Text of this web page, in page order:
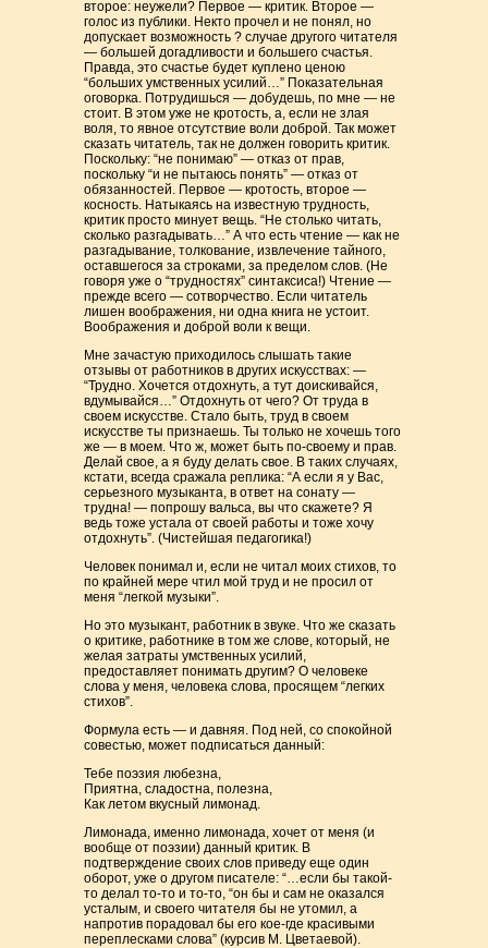
второе: неужели? Первое — критик. Второе —
голос из публики. Некто прочел и не понял, но
допускает возможность ? случае другого читателя
— большей догадливости и большего счастья.
Правда, это счастье будет куплено ценою
“больших умственных усилий…” Показательная
оговорка. Потрудишься — добудешь, по мне — не
стоит. В этом уже не кротость, а, если не злая
воля, то явное отсутствие воли доброй. Так может
сказать читатель, так не должен говорить критик.
Поскольку: “не понимаю” — отказ от прав,
поскольку “и не пытаюсь понять” — отказ от
обязанностей. Первое — кротость, второе —
косность. Натыкаясь на известную трудность,
критик просто минует вещь. “Не столько читать,
сколько разгадывать…” А что есть чтение — как не
разгадывание, толкование, извлечение тайного,
оставшегося за строками, за пределом слов. (Не
говоря уже о “трудностях” синтаксиса!) Чтение —
прежде всего — сотворчество. Если читатель
лишен воображения, ни одна книга не устоит.
Воображения и доброй воли к вещи.
Мне зачастую приходилось слышать такие
отзывы от работников в других искусствах: —
“Трудно. Хочется отдохнуть, а тут доискивайся,
вдумывайся…” Отдохнуть от чего? От труда в
своем искусстве. Стало быть, труд в своем
искусстве ты признаешь. Ты только не хочешь того
же — в моем. Что ж, может быть по-своему и прав.
Делай свое, а я буду делать свое. В таких случаях,
кстати, всегда сражала реплика: “А если я у Вас,
серьезного музыканта, в ответ на сонату —
трудна! — попрошу вальса, вы что скажете? Я
ведь тоже устала от своей работы и тоже хочу
отдохнуть”. (Чистейшая педагогика!)
Человек понимал и, если не читал моих стихов, то
по крайней мере чтил мой труд и не просил от
меня “легкой музыки”.
Но это музыкант, работник в звуке. Что же сказать
о критике, работнике в том же слове, который, не
желая затраты умственных усилий,
предоставляет понимать другим? О человеке
слова у меня, человека слова, просящем “легких
стихов”.
Формула есть — и давняя. Под ней, со спокойной
совестью, может подписаться данный:
Тебе поэзия любезна,
Приятна, сладостна, полезна,
Как летом вкусный лимонад.
Лимонада, именно лимонада, хочет от меня (и
вообще от поэзии) данный критик. В
подтверждение своих слов приведу еще один
оборот, уже о другом писателе: “…если бы такой-
то делал то-то и то-то, “он бы и сам не оказался
усталым, и своего читателя бы не утомил, а
напротив порадовал бы его кое-где красивыми
переплесками слова” (курсив М. Цветаевой).